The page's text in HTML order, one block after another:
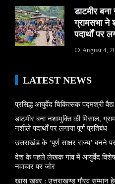
डाटमीर
ग्रामसभा
पदार्थों पर
August 4,
LATEST NEWS
प्रसिद्ध आयुर्वेद चिकित्सक पद्मश्री
डाटमीर बना नशामुक्ति की मिसाल,
नशीले पदार्थों पर लगाया पूर्ण प्रतिबंध
उत्तराखंड के ‘पूर्ण साक्षर राज्य’ बनने
देश के पहले लेखक गांव में आयुर्वेद
नवाचार पर जोर
खास खबर : उत्तराखण्ड गौरव